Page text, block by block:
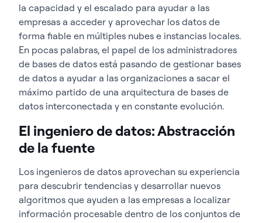
la capacidad y el escalado para ayudar a las
empresas a acceder y aprovechar los datos de
forma fiable en múltiples nubes e instancias locales.
En pocas palabras, el papel de los administradores
de bases de datos está pasando de gestionar bases
de datos a ayudar a las organizaciones a sacar el
máximo partido de una arquitectura de bases de
datos interconectada y en constante evolución.
El ingeniero de datos: Abstracción
de la fuente
Los ingenieros de datos aprovechan su experiencia
para descubrir tendencias y desarrollar nuevos
algoritmos que ayuden a las empresas a localizar
información procesable dentro de los conjuntos de